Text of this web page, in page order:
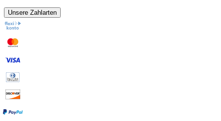
Unsere Zahlarten